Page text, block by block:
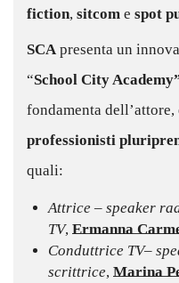
fiction, sitcom e spot
SCA presenta un
“School City
fondamenta
professionisti
quali:
Attrice – speaker
TV, Ermanna
Conduttrice TV–
scrittrice, Marina